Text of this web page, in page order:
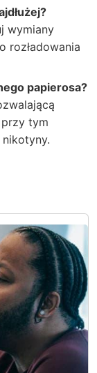
wymiany
rozładowania
papierosa?
tym